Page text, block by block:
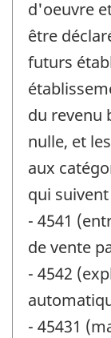
d'oeuvre
être
futurs
du revenu
nulle, et
aux
qui
- 4541
de vente
- 4542
- 45431